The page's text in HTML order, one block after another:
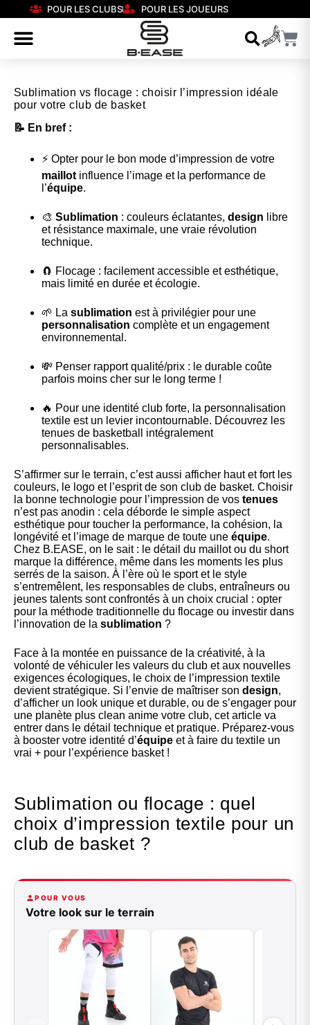
POUR LES CLUBS POUR LES JOUEURS
Sublimation vs flocage : choisir l’impression idéale
pour votre club de basket
📝 En bref :
⚡ Opter pour le bon mode d’impression de votre
maillot influence l’image et la performance de
l’équipe.
🎨 Sublimation : couleurs éclatantes, design libre
et résistance maximale, une vraie révolution
technique.
🧲 Flocage : facilement accessible et esthétique,
mais limité en durée et écologie.
🌱 La sublimation est à privilégier pour une
personnalisation complète et un engagement
environnemental.
💸 Penser rapport qualité/prix : le durable coûte
parfois moins cher sur le long terme !
🔥 Pour une identité club forte, la personnalisation
textile est un levier incontournable. Découvrez les
tenues de basketball
intégralement
personnalisables.
S’affirmer sur le terrain, c’est aussi afficher haut et fort les
couleurs, le logo et l’esprit de son club de basket. Choisir
la bonne technologie pour l’impression de vos tenues
n’est pas anodin : cela déborde le simple aspect
esthétique pour toucher la performance, la cohésion, la
longévité et l’image de marque de toute une équipe.
Chez B.EASE, on le sait : le détail du maillotou du short
marque la différence, même dans les moments les plus
serrés de la saison. À l’ère où le sport et le style
s’entremêlent, les responsables de clubs, entraîneurs ou
jeunes talents sont confrontés à un choix crucial : opter
pour la méthode traditionnelle du flocage ou investir dans
l’innovation de la sublimation ?
Face à la montée en puissance de la créativité, à la
volonté de véhiculer les valeurs du club et aux nouvelles
exigences écologiques, le choix de l’impression textile
devient stratégique. Si l’envie de maîtriser son design,
d’afficher un look unique et durable, ou de s’engager pour
une planète plus clean anime votre club, cet article va
entrer dans le détail technique et pratique. Préparez-vous
à booster votre identité d’équipe et à faire du textile un
vrai + pour l’expérience basket !
Sublimation ou flocage : quel
choix d’impression textile pour un
club de basket ?
POUR VOUS
Votre look sur le terrain